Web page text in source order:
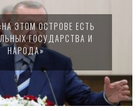
ЭТОМ ОСТРОВЕ ЕСТЬ
ГОСУДАРСТВА И
НАРОДА»